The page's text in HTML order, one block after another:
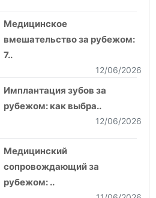
Медицинское
вмешательство за рубежом:
7..
12/06/2026
Имплантация зубов за
рубежом: как выбра..
12/06/2026
Медицинский
сопровождающий за
рубежом: ..